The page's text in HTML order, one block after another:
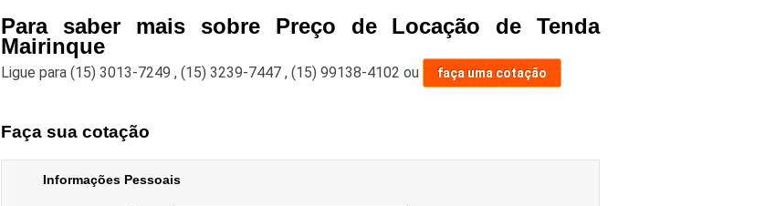
Para saber mais sobre Preço de Locação de Tenda
Mairinque
Ligue para (15) 3013-7249 , (15) 3239-7447 , (15) 99138-4102 ou faça uma cotação
Faça sua cotação
Informações Pessoais